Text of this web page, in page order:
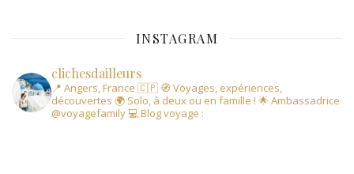
INSTAGRAM
clichesdailleurs
📍 Angers, France 🇨🇵 🧭 Voyages, expériences,
découvertes 🌍 Solo, à deux ou en famille ! 🌟 Ambassadrice
@voyagefamily 💻 Blog voyage :